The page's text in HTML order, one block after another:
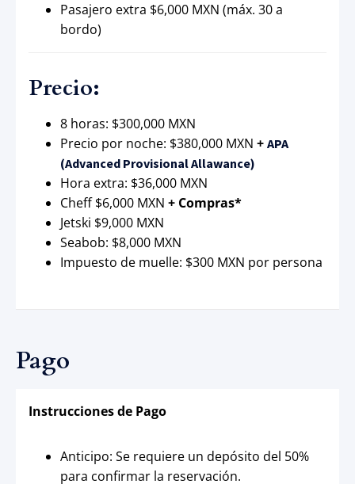
Pasajero extra $6,000 MXN (máx. 30 a
bordo)
Precio:
8 horas: $300,000 MXN
Precio por noche: $380,000 MXN + APA
(Advanced Provisional Allawance)
Hora extra: $36,000 MXN
Cheff $6,000 MXN + Compras*
Jetski $9,000 MXN
Seabob: $8,000 MXN
Impuesto de muelle: $300 MXN por persona
Pago
Instrucciones de Pago
Anticipo: Se requiere un depósito del 50%
para confirmar la reservación.